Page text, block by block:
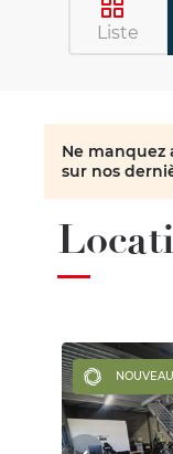
Liste
Ne
sur nos